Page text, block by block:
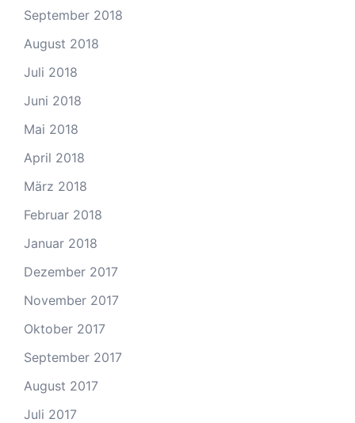
September 2018
August 2018
Juli 2018
Juni 2018
Mai 2018
April 2018
März 2018
Februar 2018
Januar 2018
Dezember 2017
November 2017
Oktober 2017
September 2017
August 2017
Juli 2017